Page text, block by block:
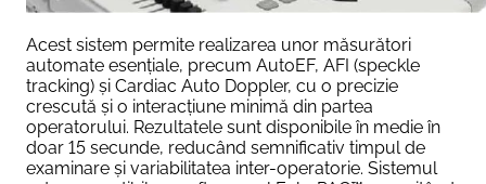
Acest sistem permite realizarea unor măsurători
automate esențiale, precum AutoEF, AFI (speckle
tracking) și Cardiac Auto Doppler, cu o precizie
crescută și o interacțiune minimă din partea
operatorului. Rezultatele sunt disponibile în medie în
doar 15 secunde, reducând semnificativ timpul de
examinare și variabilitatea inter-operatorie. Sistemul